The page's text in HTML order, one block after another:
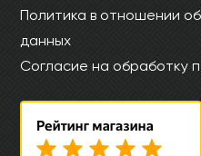
Политика в отношении
данных
Согласие на обработку